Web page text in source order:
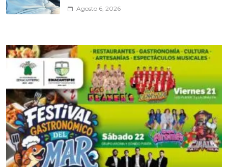
Agosto 6, 2026